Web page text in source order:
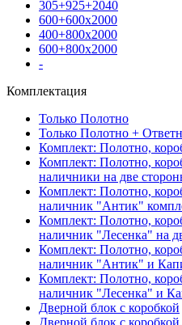
305+925+2040
600+600х2000
400+800х2000
600+800х2000
-
Комплектация
Только Полотно
Только Полотно +
Комплект: Полотно,
Комплект: Полотно,
наличники на две
Комплект: Полотно,
наличник "Антик"
Комплект: Полотно,
наличник "Лесенка" на
Комплект: Полотно,
наличник "Антик" и
Комплект: Полотно,
наличник "Лесенка" и
Дверной блок с коробкой
Дверной блок с